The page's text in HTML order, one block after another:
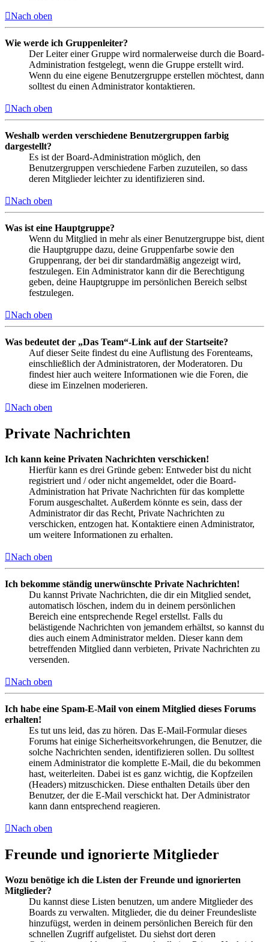
Nach oben
Wie werde ich Gruppenleiter?
Der Leiter einer Gruppe wird normalerweise durch die Board-
Administration festgelegt, wenn die Gruppe erstellt wird.
Wenn du eine eigene Benutzergruppe erstellen möchtest, dann
solltest du einen Administrator kontaktieren.
Nach oben
Weshalb werden verschiedene Benutzergruppen farbig
dargestellt?
Es ist der Board-Administration möglich, den
Benutzergruppen verschiedene Farben zuzuteilen, so dass
deren Mitglieder leichter zu identifizieren sind.
Nach oben
Was ist eine Hauptgruppe?
Wenn du Mitglied in mehr als einer Benutzergruppe bist, dient
die Hauptgruppe dazu, deine Gruppenfarbe sowie den
Gruppenrang, der bei dir standardmäßig angezeigt wird,
festzulegen. Ein Administrator kann dir die Berechtigung
geben, deine Hauptgruppe im persönlichen Bereich selbst
festzulegen.
Nach oben
Was bedeutet der „Das Team“-Link auf der Startseite?
Auf dieser Seite findest du eine Auflistung des Forenteams,
einschließlich der Administratoren, der Moderatoren. Du
findest hier auch weitere Informationen wie die Foren, die
diese im Einzelnen moderieren.
Nach oben
Private Nachrichten
Ich kann keine Privaten Nachrichten verschicken!
Hierfür kann es drei Gründe geben: Entweder bist du nicht
registriert und / oder nicht angemeldet, oder die Board-
Administration hat Private Nachrichten für das komplette
Forum ausgeschaltet. Außerdem könnte es sein, dass der
Administrator dir das Recht, Private Nachrichten zu
verschicken, entzogen hat. Kontaktiere einen Administrator,
um weitere Informationen zu erhalten.
Nach oben
Ich bekomme ständig unerwünschte Private Nachrichten!
Du kannst Private Nachrichten, die dir ein Mitglied sendet,
automatisch löschen, indem du in deinem persönlichen
Bereich eine entsprechende Regel erstellst. Falls du
belästigende Nachrichten von jemandem erhältst, so kannst du
dies auch einem Administrator melden. Dieser kann dem
betreffenden Mitglied dann verbieten, Private Nachrichten zu
versenden.
Nach oben
Ich habe eine Spam-E-Mail von einem Mitglied dieses Forums
erhalten!
Es tut uns leid, das zu hören. Das E-Mail-Formular dieses
Forums hat einige Sicherheitsvorkehrungen, die Benutzer, die
solche Nachrichten senden, identifizieren sollen. Du solltest
einem Administrator die komplette E-Mail, die du bekommen
hast, weiterleiten. Dabei ist es ganz wichtig, die Kopfzeilen
(Headers) mitzuschicken. Diese enthalten Details über den
Benutzer, der die E-Mail verschickt hat. Der Administrator
kann dann entsprechend reagieren.
Nach oben
Freunde und ignorierte Mitglieder
Wozu benötige ich die Listen der Freunde und ignorierten
Mitglieder?
Du kannst diese Listen benutzen, um andere Mitglieder des
Boards zu verwalten. Mitglieder, die du deiner Freundesliste
hinzufügst, werden in deinem persönlichen Bereich für den
schnellen Zugriff aufgelistet. Du siehst dort deren